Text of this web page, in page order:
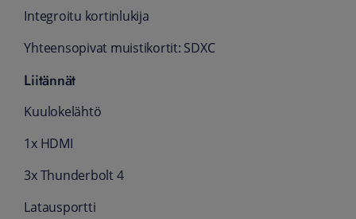
Integroitu kortinlukija
Yhteensopivat muistikortit: SDXC
Liitännät
Kuulokelähtö
1x HDMI
3x Thunderbolt 4
Latausportti